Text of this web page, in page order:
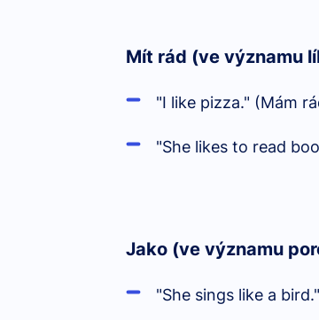
Mít rád (ve významu
"I like pizza." (Mám
"She likes to read
Jako (ve významu
"She sings like a